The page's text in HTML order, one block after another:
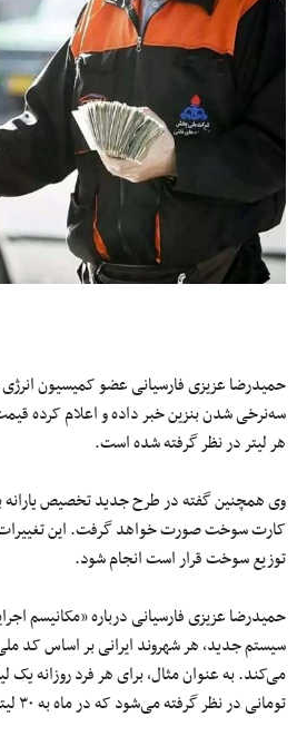
حمیدرضا عزیزی فارسیانی عضو کمیسیون
هر لیتر در نظر گرفته شده است.
وی همچنین گفته در طرح جدید تخصیص یارانه
کارت سوخت صورت خواهد گرفت. این
توزیع سوخت قرار است انجام شود.
حمیدرضا عزیزی فارسیانی درباره «مکانیسم
سیستم جدید، هر شهروند ایرانی بر اساس کد
تومانی در نظر گرفته می‌شود که در ماه به ۳۰ لیتر می‌رسد.»